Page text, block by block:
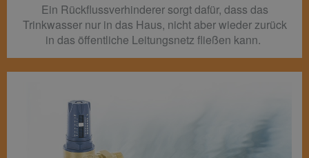
Ein Rückflussverhinderer sorgt dafür, dass das
Trinkwasser nur in das Haus, nicht aber wieder zurück
in das öffentliche Leitungsnetz fließen kann.